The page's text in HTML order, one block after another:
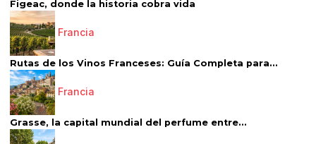
Figeac, donde la historia cobra vida
Francia
Rutas de los Vinos Franceses: Guía Completa para...
Francia
Grasse, la capital mundial del perfume entre...